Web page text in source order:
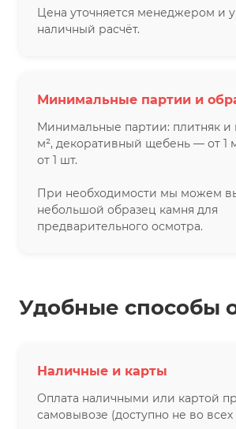
Цена уточняется менеджером и
наличный расчёт.
Минимальные партии и
Минимальные партии: плитняк и
м², декоративный щебень — от 1
от 1 шт.
При необходимости мы можем
небольшой образец камня для
предварительного осмотра.
Удобные способы
Наличные и карты
Оплата наличными или картой
самовывозе (доступно не во всех